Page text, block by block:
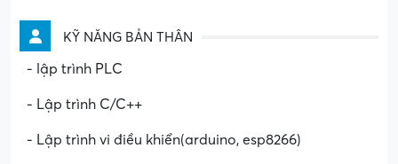
KỸ NĂNG BẢN THÂN
- lập trình PLC
- Lập trình C/C++
- Lập trình vi điều khiển(arduino, esp8266)